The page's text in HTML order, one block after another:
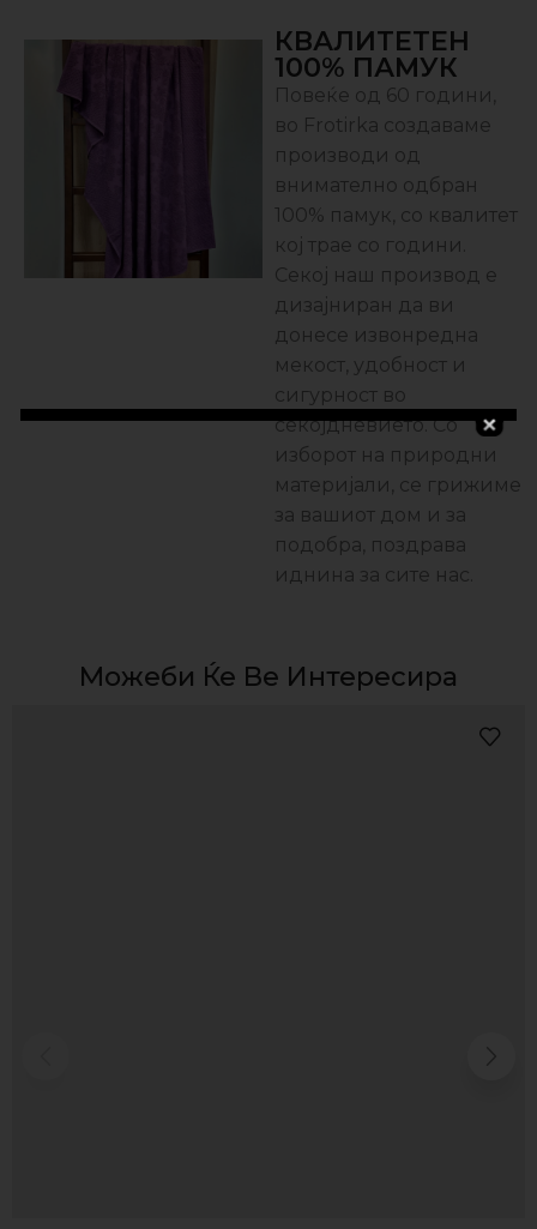
КВАЛИТЕТЕН
100% ПАМУК
Повеќе од 60 години,
во Frotirka создаваме
производи од
внимателно одбран
100% памук, со квалитет
кој трае со години.
Секој наш производ е
дизајниран да ви
донесе извонредна
мекост, удобност и
сигурност во
секојдневието. Со
изборот на природни
материјали, се грижиме
за вашиот дом и за
подобра, поздравa
иднина за сите нас.
Можеби Ќе Ве Интересира